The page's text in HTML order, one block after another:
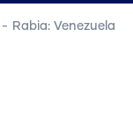
- Rabia: Venezuela